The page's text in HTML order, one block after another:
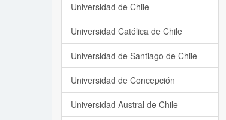
Universidad de Chile
Universidad Católica de Chile
Universidad de Santiago de Chile
Universidad de Concepción
Universidad Austral de Chile